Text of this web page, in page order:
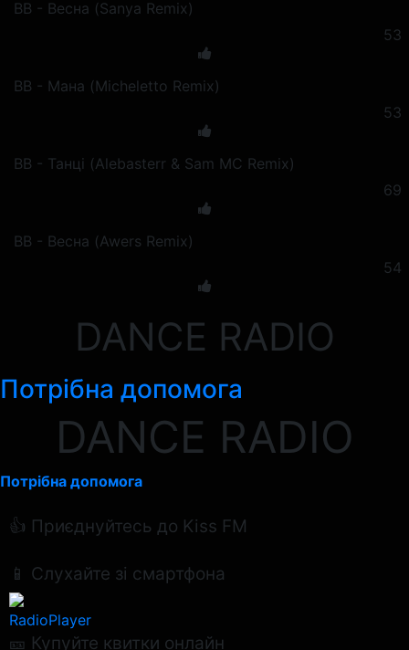
ВВ - Весна (Sanya Remix)
53
ВВ - Мана (Micheletto Remix)
53
ВВ - Танці (Alebasterr & Sam MC Remix)
69
ВВ - Весна (Awers Remix)
54
DANCE RADIO
Потрібна допомога
DANCE RADIO
Потрібна допомога
👍 Приєднуйтесь до Kiss FM
📱 Слухайте зі смартфона
RadioPlayer
🎫 Купуйте квитки онлайн